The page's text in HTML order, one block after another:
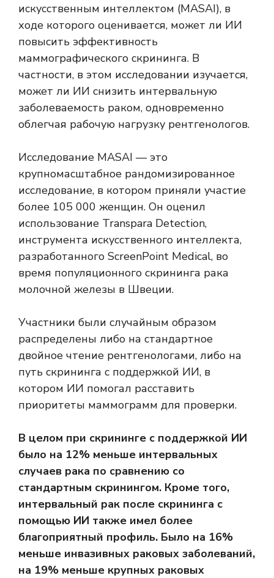
искусственным интеллектом (MASAI), в
ходе которого оценивается, может ли ИИ
повысить эффективность
маммографического скрининга. В
частности, в этом исследовании изучается,
может ли ИИ снизить интервальную
заболеваемость раком, одновременно
облегчая рабочую нагрузку рентгенологов.
Исследование MASAI — это
крупномасштабное рандомизированное
исследование, в котором приняли участие
более 105 000 женщин. Он оценил
использование Transpara Detection,
инструмента искусственного интеллекта,
разработанного ScreenPoint Medical, во
время популяционного скрининга рака
молочной железы в Швеции.
Участники были случайным образом
распределены либо на стандартное
двойное чтение рентгенологами, либо на
путь скрининга с поддержкой ИИ, в
котором ИИ помогал расставить
приоритеты маммограмм для проверки.
В целом при скрининге с поддержкой ИИ
было на 12% меньше интервальных
случаев рака по сравнению со
стандартным скринингом. Кроме того,
интервальный рак после скрининга с
помощью ИИ также имел более
благоприятный профиль. Было на 16%
меньше инвазивных раковых заболеваний,
на 19% меньше крупных раковых